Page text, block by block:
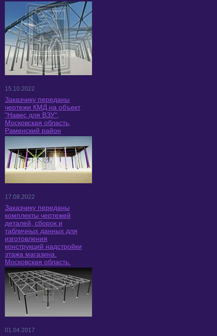
15.10.2022
Заказчику переданы
чертежи КМД на объект
"Навес для ВЗУ",
Московская область,
Раменский район
17.08.2022
Заказчику переданы
комплекты чертежей
деталей, сборок и
табличных данных для
изготовления
конструкций надстройки
этажа магазина.
Московская область.
01.04.2017